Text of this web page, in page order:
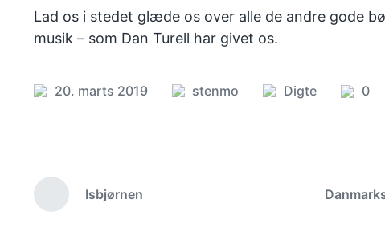
Lad os i stedet glæde os over alle de andre gode
musik – som Dan Turell har givet os.
Post
20. marts 2019
Postedstenmo
Posted
Digte 0
Previous
post:
Isbjørnen